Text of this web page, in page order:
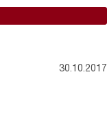
30.10.2017